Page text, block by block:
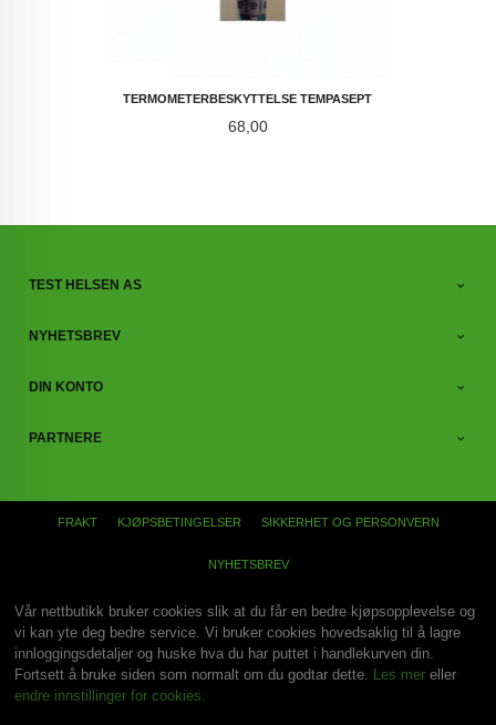
TERMOMETERBESKYTTELSE TEMPASEPT
Pris
68,00
TEST HELSEN AS
NYHETSBREV
DIN KONTO
PARTNERE
FRAKT KJØPSBETINGELSER SIKKERHET OG PERSONVERN
NYHETSBREV
Vår nettbutikk bruker cookies slik at du får en bedre kjøpsopplevelse og
vi kan yte deg bedre service. Vi bruker cookies hovedsaklig til å lagre
innloggingsdetaljer og huske hva du har puttet i handlekurven din.
Fortsett å bruke siden som normalt om du godtar dette. Les mer eller
endre innstillinger for cookies.